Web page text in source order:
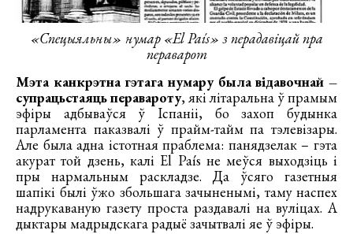
«Спецыяльны» нумар «El País» з перадавіцай пра
пераварот
Мэта канкрэтна гэтага нумару была відавочнай –
супрацьстаяць перавароту, які літаральна ў прамым
эфіры адбываўся ў Іспаніі, бо захоп будынка
парламента паказвалі ў прайм-тайм па тэлевізары.
Але была адна істотная праблема: панядзелак – гэта
акурат той дзень, калі El País не меўся выходзіць і
пры нармальным раскладзе. Да ўсяго газетныя
шапікі былі ўжо збольшага зачыненымі, таму наспех
надрукаваную газету проста раздавалі на вуліцах. А
дыктары мадрыдскага радыё зачытвалі яе ў эфіры.